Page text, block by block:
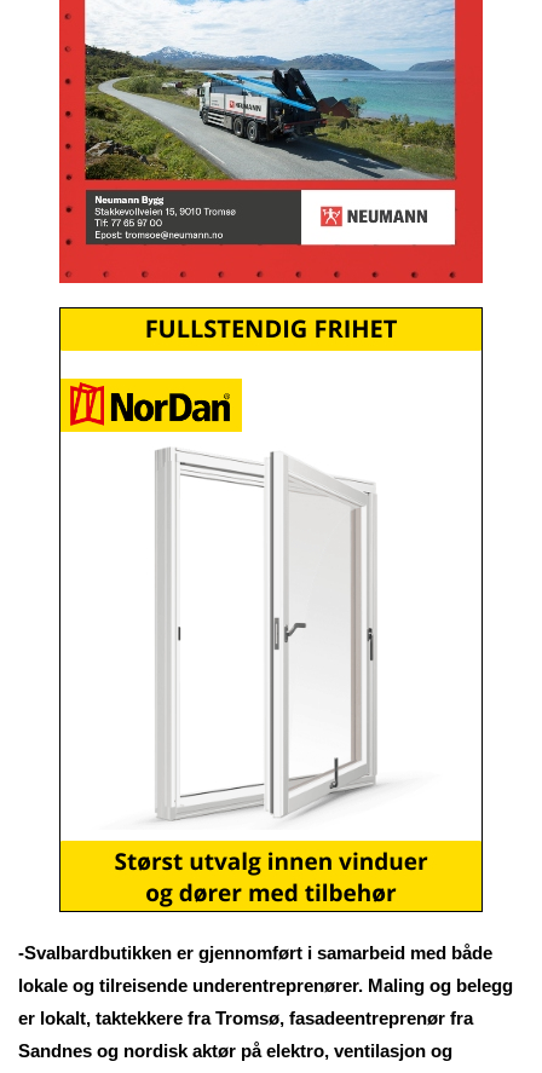
-Svalbardbutikken er gjennomført i samarbeid med både
lokale og tilreisende underentreprenører. Maling og belegg
er lokalt, taktekkere fra Tromsø, fasadeentreprenør fra
Sandnes og nordisk aktør på elektro, ventilasjon og